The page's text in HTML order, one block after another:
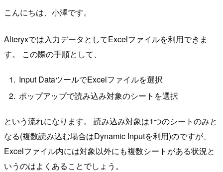
こんにちは、小澤です。
Alteryxでは入力データとしてExcelファイルを利用できま
す。 この際の手順として、
Input DataツールでExcelファイルを選択
ポップアップで読み込み対象のシートを選択
という流れになります。 読み込み対象は1つのシートのみと
なる(複数読み込む場合はDynamic Inputを利用)のですが、
Excelファイル内には対象以外にも複数シートがある状況と
いうのはよくあることでしょう。